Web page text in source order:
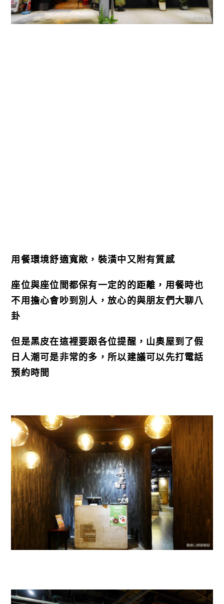
用餐環境舒適寬敞，裝潢中又附有質感
座位與座位間都保有一定的的距離，用餐時也
不用擔心會吵到別人，放心的與朋友們大聊八
卦
但是黑皮在這裡要跟各位提醒，山奧屋到了假
日人潮可是非常的多，所以建議可以先打電話
預約時間